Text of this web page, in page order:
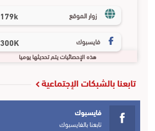
زوار الموقع 179k
فايسبوك 300K
هذه الإحصائيات يتم تحديثها يوميا
تابعنا بالشبكات الإجتماعية
فايسبوك
تابعنا بالفايسبوك